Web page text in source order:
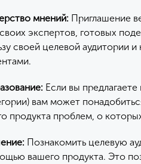
мнений: Приглашение
экспертов, готовых
своей целевой аудитории
Если вы
вам может
продукта проблем, о
Познакомить целевую
вашего продукта. Это